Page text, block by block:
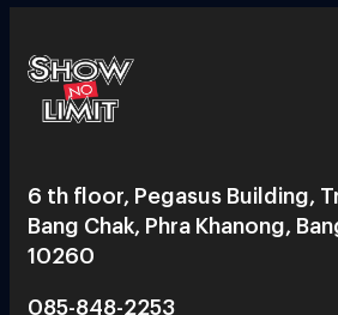
6 th floor, Pegasus Building,
Bang Chak, Phra Khanong,
10260
085-848-2253